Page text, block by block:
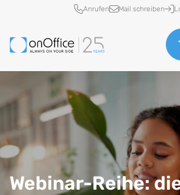
Schnellzugriff
Anrufen Mail schreiben
Webinar-Reihe: